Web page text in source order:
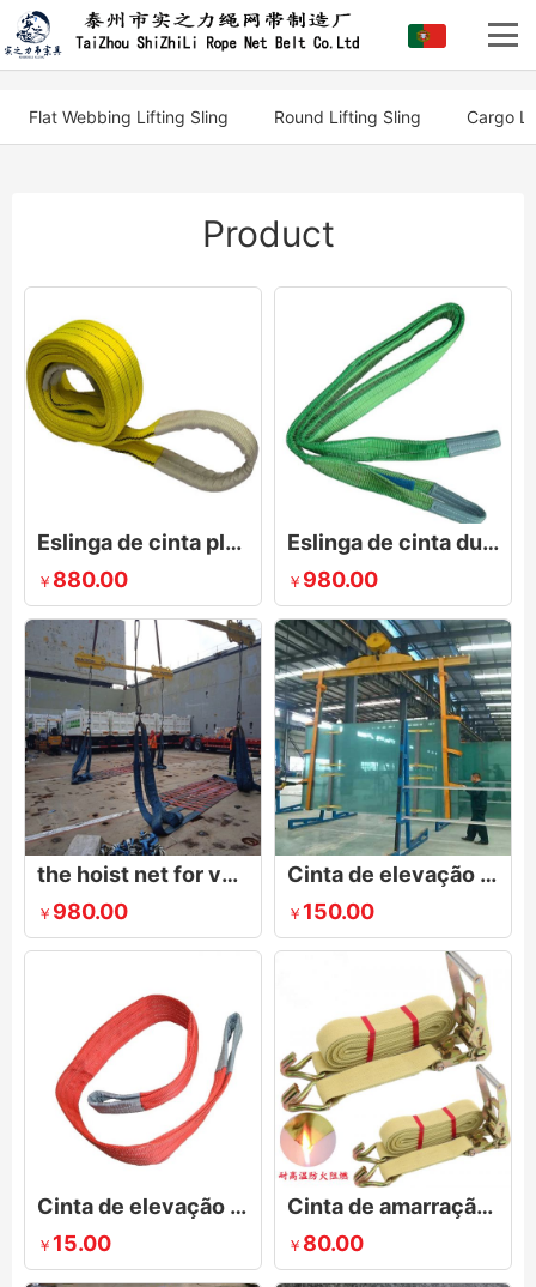
Flat Webbing Lifting Sling Round Lifting Sling Cargo
Product
Eslinga de cinta plana tecida
￥ 880.00
Eslinga de cinta duplex
￥ 980.00
the hoist net for vehicles|Polyester Lifting Nets|Flat Nylon Net
￥ 980.00
Cinta de elevação de vidro
￥ 150.00
Cinta de elevação de 5 toneladas, cinta de eslinga vermelha
￥ 15.00
Cinta de amarração com catraca de aramida
￥ 80.00